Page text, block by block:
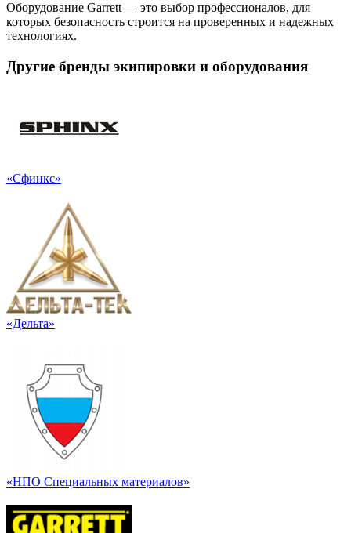
Оборудование Garrett — это выбор профессионалов, для
которых безопасность строится на проверенных и надежных
технологиях.
Другие бренды экипировки и оборудования
«Сфинкс»
«Дельта»
«НПО Специальных материалов»